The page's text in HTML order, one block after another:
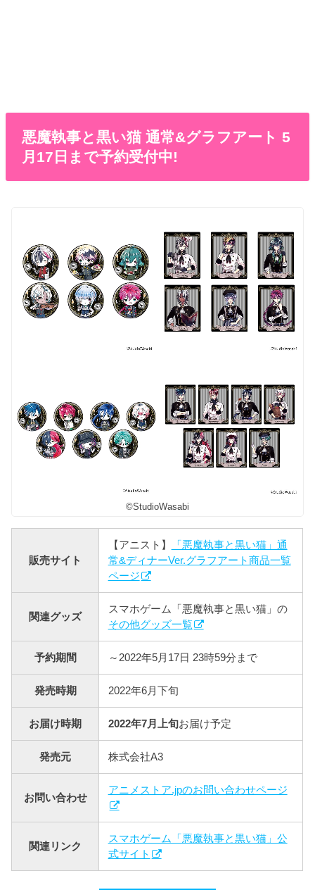
悪魔執事と黒い猫 通常&グラフアート 5
月17日まで予約受付中!
©StudioWasabi
販売サイト
【アニスト】
「悪魔執事と黒い猫」通
常&ディナーVer.グラフアート商品一覧
ページ
関連グッズ
スマホゲーム「悪魔執事と黒い猫」の
その他グッズ一覧
予約期間 ～2022年5月17日 23時59分まで
発売時期 2022年6月下旬
お届け時期 2022年7月上旬お届け予定
発売元 株式会社A3
お問い合わせ
アニメストア.jpのお問い合わせページ
関連リンク
スマホゲーム「悪魔執事と黒い猫」公
式サイト